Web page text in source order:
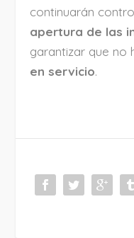
continuarán
apertura de las
garantizar que no
en servicio.